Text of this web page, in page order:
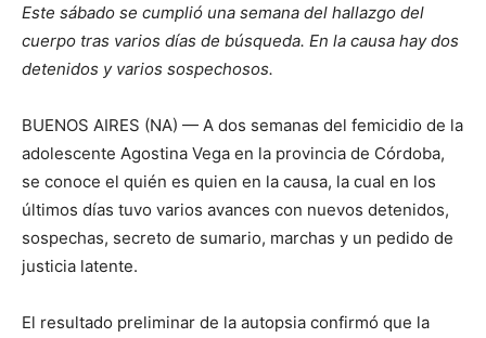
Este sábado se cumplió una semana del hallazgo del
cuerpo tras varios días de búsqueda. En la causa hay dos
detenidos y varios sospechosos.
BUENOS AIRES (NA) — A dos semanas del femicidio de la
adolescente Agostina Vega en la provincia de Córdoba,
se conoce el quién es quien en la causa, la cual en los
últimos días tuvo varios avances con nuevos detenidos,
sospechas, secreto de sumario, marchas y un pedido de
justicia latente.
El resultado preliminar de la autopsia confirmó que la